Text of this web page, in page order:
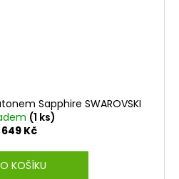
Sapphire SWAROVSKI
(1 ks)
649 Kč
KOŠÍKU